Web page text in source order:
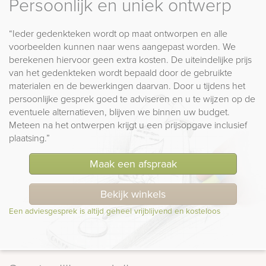
“Ieder gedenkteken wordt op maat ontworpen en alle
voorbeelden kunnen naar wens aangepast worden. We
berekenen hiervoor geen extra kosten. De uiteindelijke prijs
van het gedenkteken wordt bepaald door de gebruikte
materialen en de bewerkingen daarvan. Door u tijdens het
persoonlijke gesprek goed te adviseren en u te wijzen op de
eventuele alternatieven, blijven we binnen uw budget.
Meteen na het ontwerpen krijgt u een prijsopgave inclusief
plaatsing.”
Maak een afspraak
Bekijk winkels
Een adviesgesprek is altijd geheel vrijblijvend en kosteloos